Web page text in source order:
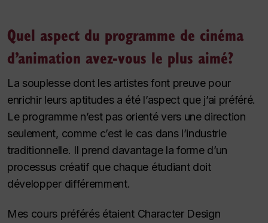
Quel aspect du programme de cinéma
d’animation avez-vous le plus aimé?
La souplesse dont les artistes font preuve pour
enrichir leurs aptitudes a été l’aspect que j’ai préféré.
Le programme n’est pas orienté vers une direction
seulement, comme c’est le cas dans l’industrie
traditionnelle. Il prend davantage la forme d’un
processus créatif que chaque étudiant doit
développer différemment.
Mes cours préférés étaient Character Design